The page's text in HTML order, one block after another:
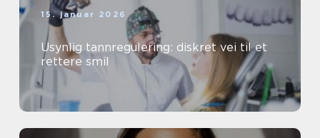
15. januar 2026
Usynlig tannregulering: diskret vei til et
rettere smil